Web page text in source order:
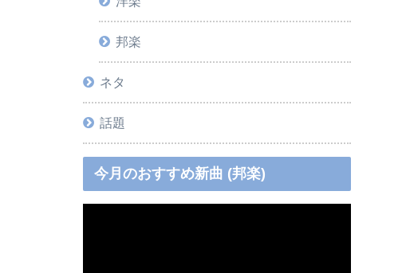
邦楽
ネタ
話題
今月のおすすめ新曲 (邦楽)